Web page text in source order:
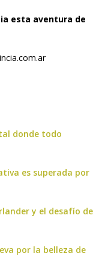
esta aventura de
donde todo
es superada por
y el desafío de
por la belleza de